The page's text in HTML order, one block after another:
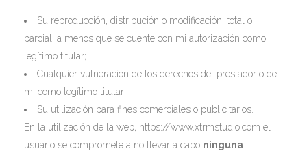
Su reproducción, distribución o modificación, total o
parcial, a menos que se cuente con mi autorización como
legítimo titular;
Cualquier vulneración de los derechos del prestador o de
mi como legítimo titular;
Su utilización para fines comerciales o publicitarios.
En la utilización de la web, https://www.xtrmstudio.com el
usuario se compromete a no llevar a cabo ninguna